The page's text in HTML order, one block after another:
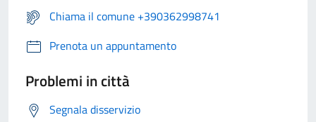
Chiama il comune +390362998741
Prenota un appuntamento
Problemi in città
Segnala disservizio